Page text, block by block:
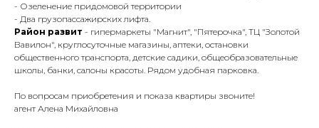
- Озеленение придомовой территории
- Два грузопассажирских лифта.
Район развит - гипермаркеты "Магнит", "Пятерочка", ТЦ "Золотой
Вавилон", круглосуточные магазины, аптеки, остановки
общественного транспорта, детские садики, общеобразовательные
школы, банки, салоны красоты. Рядом удобная парковка.
По вопросам приобретения и показа квартиры звоните!
агент Алена Михайловна